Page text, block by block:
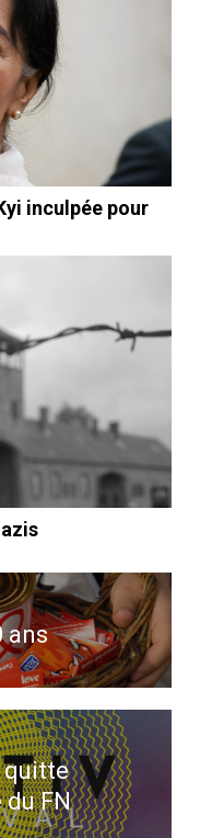
inculpée pour
ans
quitte
du FN